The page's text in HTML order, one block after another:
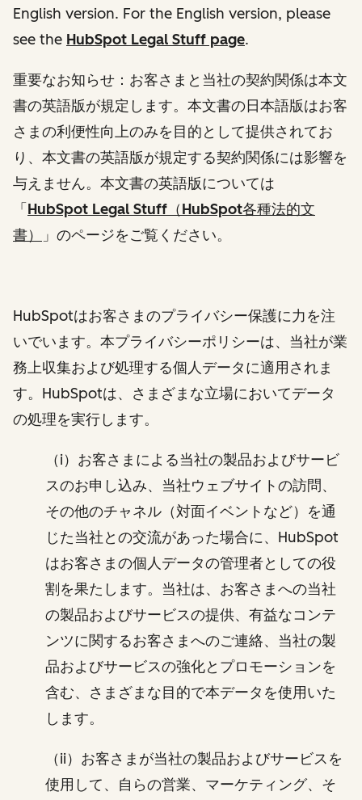
English version. For the English version, please
see the HubSpot Legal Stuff page.
重要なお知らせ：お客さまと当社の契約関係は本文
書の英語版が規定します。本文書の日本語版はお客
さまの利便性向上のみを目的として提供されてお
り、本文書の英語版が規定する契約関係には影響を
与えません。本文書の英語版については
「 HubSpot Legal Stuff（HubSpot各種法的文
書）
」 のページをご覧ください。
HubSpotはお客さまのプライバシー保護に力を注
いでいます。本プライバシーポリシーは、当社が業
務上収集および処理する個人データに適用されま
す。HubSpotは、さまざまな立場においてデータ
の処理を実行します。
（i）お客さまによる当社の製品およびサービ
スのお申し込み、当社ウェブサイトの訪問、
その他のチャネル（対面イベントなど）を通
じた当社との交流があった場合に、HubSpot
はお客さまの個人データの管理者としての役
割を果たします。当社は、お客さまへの当社
の製品およびサービスの提供、有益なコンテ
ンツに関するお客さまへのご連絡、当社の製
品およびサービスの強化とプロモーションを
含む、さまざまな目的で本データを使用いた
します。
（ii）お客さまが当社の製品およびサービスを
使用して、自らの営業、マーケティング、そ